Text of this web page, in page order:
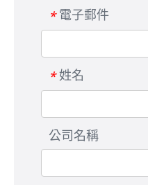
* 電子郵件
* 姓名
公司名稱